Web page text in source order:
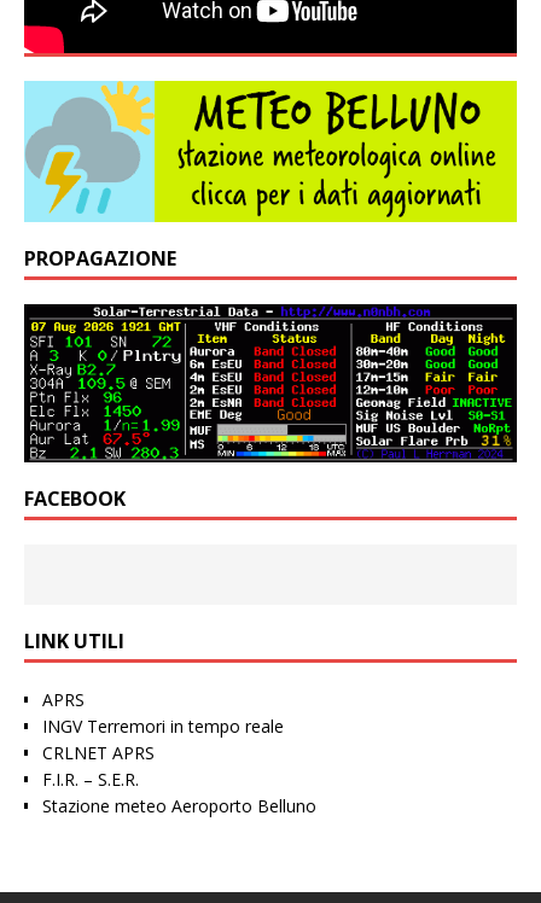
PROPAGAZIONE
FACEBOOK
LINK UTILI
APRS
INGV Terremori in tempo reale
CRLNET APRS
F.I.R. – S.E.R.
Stazione meteo Aeroporto Belluno